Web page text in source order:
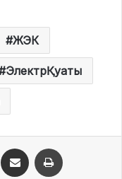
ЖЭК
ЭлектрҚуаты